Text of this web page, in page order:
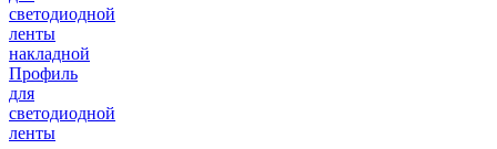
светодиодной
ленты
накладной
Профиль
для
светодиодной
ленты